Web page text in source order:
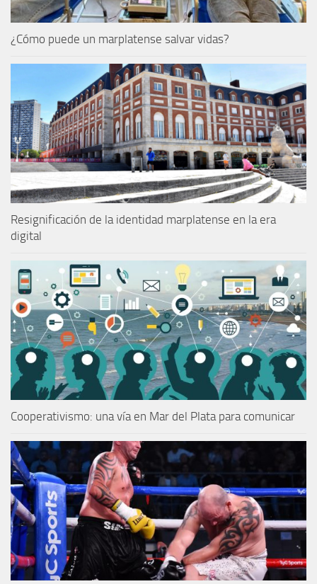
¿Cómo puede un marplatense salvar vidas?
Resignificación de la identidad marplatense en la era
digital
Cooperativismo: una vía en Mar del Plata para comunicar